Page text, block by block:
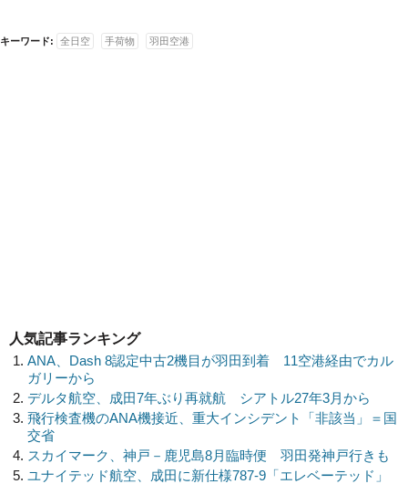
キーワード: 全日空 手荷物 羽田空港
人気記事ランキング
ANA、Dash 8認定中古2機目が羽田到着 11空港経由でカル
ガリーから
デルタ航空、成田7年ぶり再就航 シアトル27年3月から
飛行検査機のANA機接近、重大インシデント「非該当」＝国
交省
スカイマーク、神戸－鹿児島8月臨時便 羽田発神戸行きも
ユナイテッド航空、成田に新仕様787-9「エレベーテッド」